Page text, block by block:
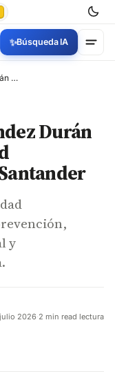
✨Búsqueda IA
General Óscar Hernández Durán consolida la seguridad multidimensional en Santander
Durán
y
2026·2 min read lectura